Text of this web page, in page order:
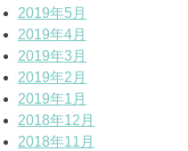
2019年5月
2019年4月
2019年3月
2019年2月
2019年1月
2018年12月
2018年11月